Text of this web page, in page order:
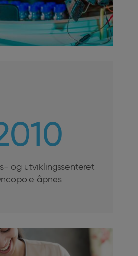
og utviklingssenteret
åpnes